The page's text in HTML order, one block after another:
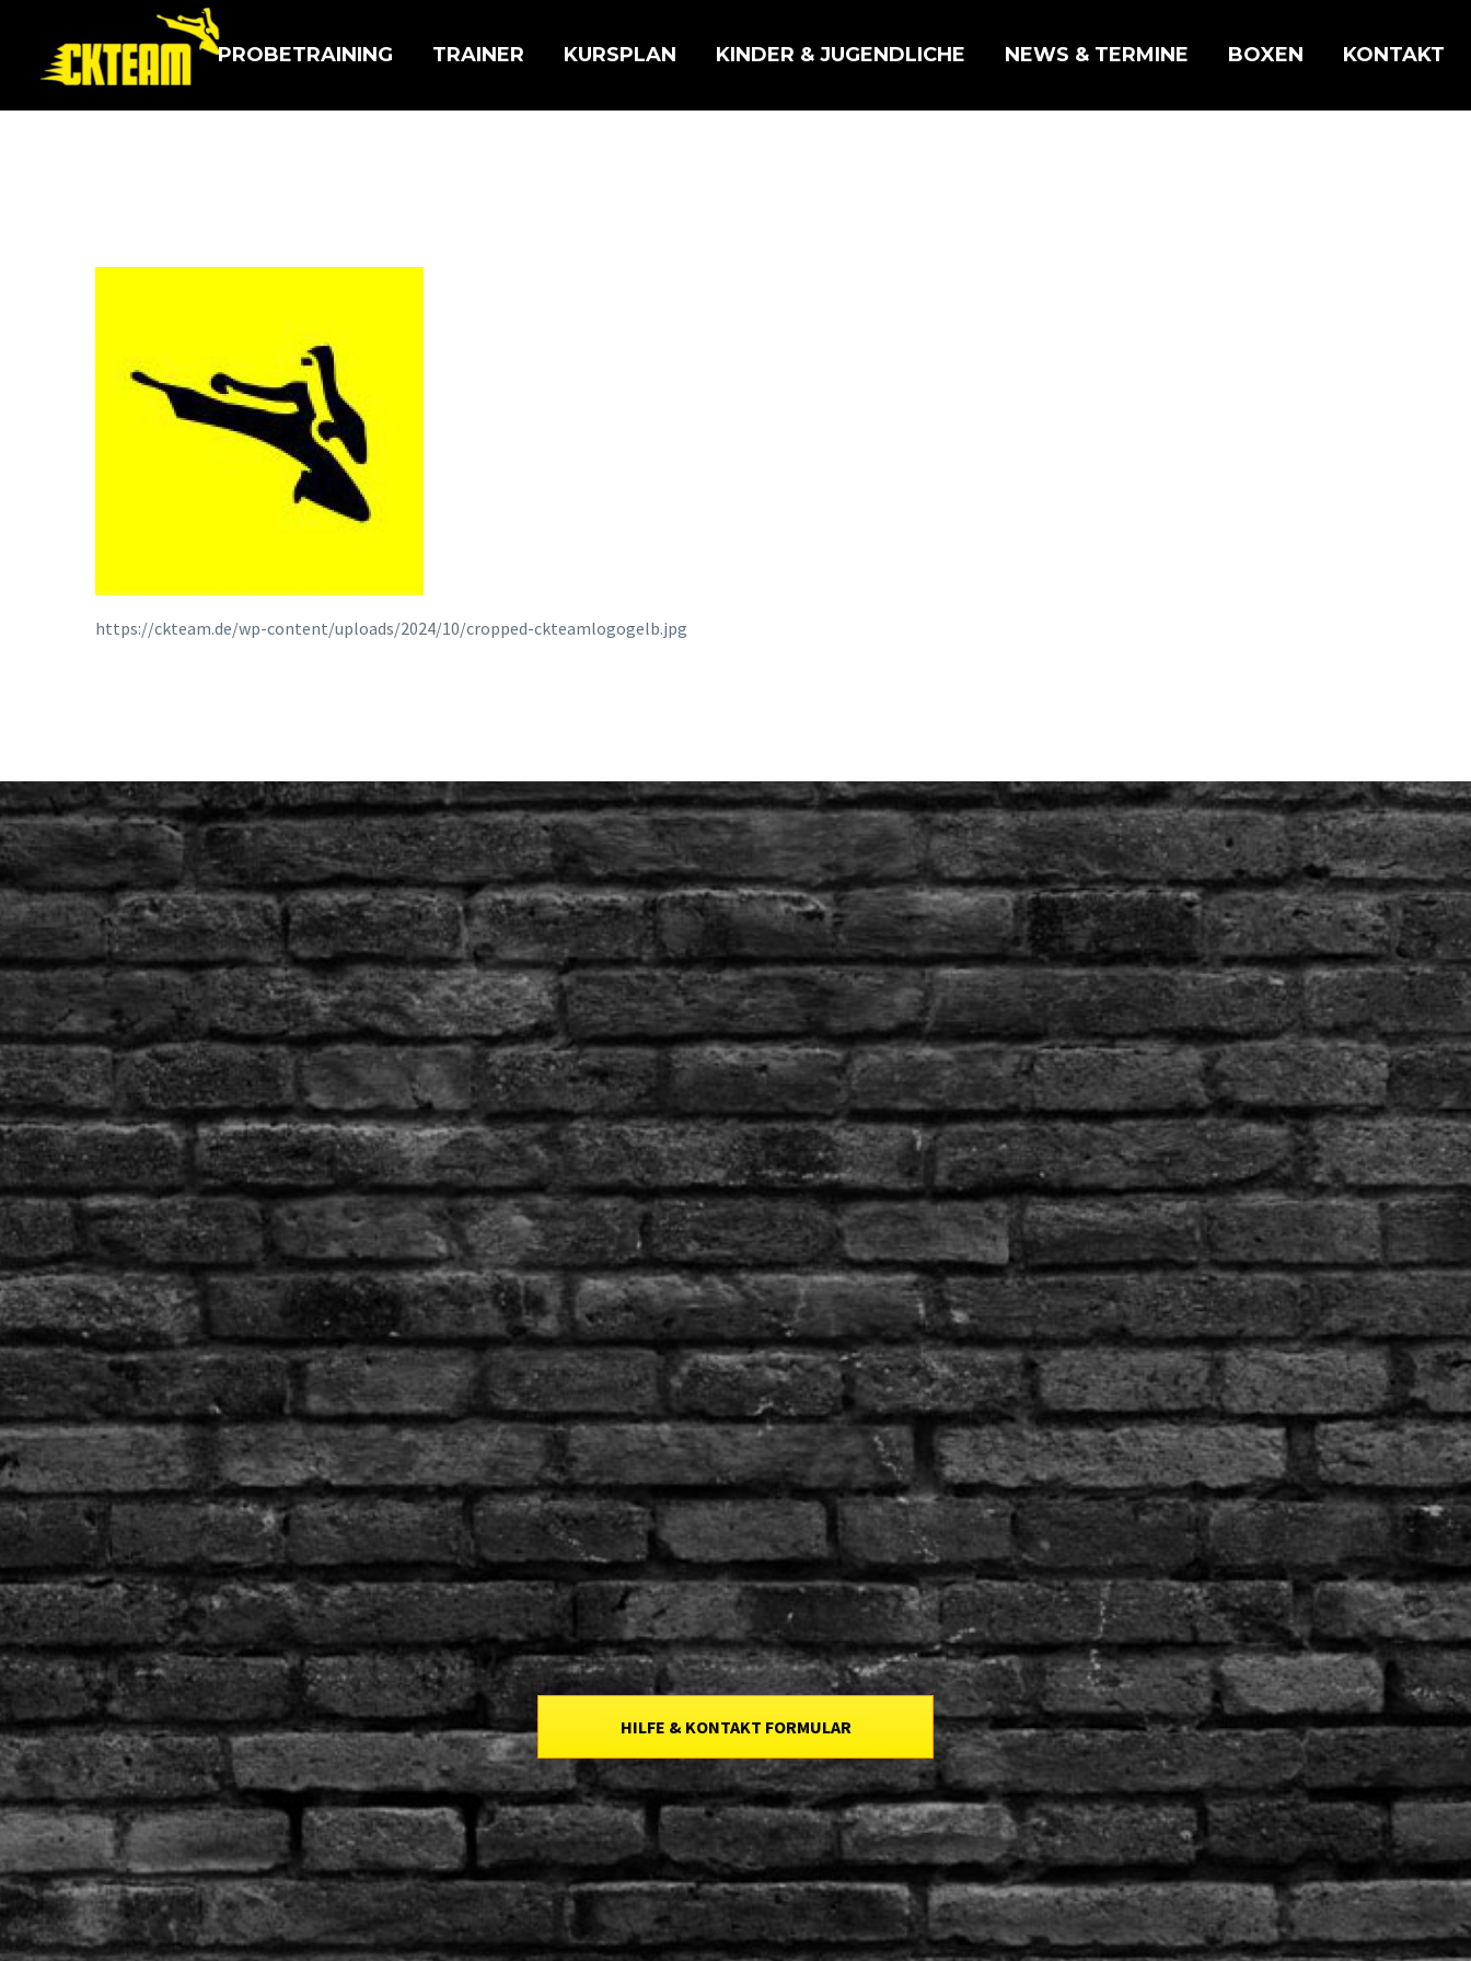
PROBE­TRAINING TRAINER KURSPLAN KINDER & JUGENDLICHE NEWS & TERMINE BOXEN KONTAKT
https://ckteam.de/wp-content/uploads/2024/10/cropped-ckteamlogogelb.jpg
KICKBOXEN IN KÖLN & BONN
HILFE & KONTAKT FORMULAR